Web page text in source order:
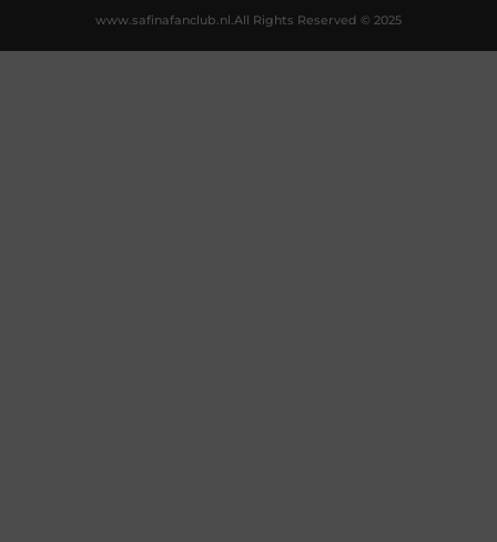
All Rights Reserved © 2025
www.safinafanclub.nl.